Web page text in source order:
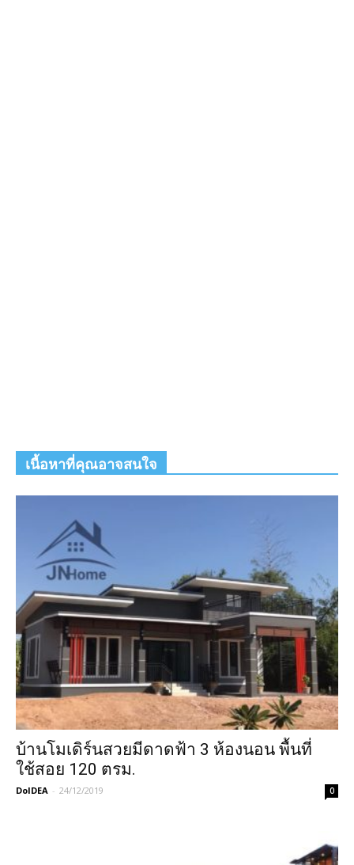
เนื้อหาที่คุณอาจสนใจ
บ้านโมเดิร์นสวยมีดาดฟ้า 3 ห้องนอน พื้นที่
ใช้สอย 120 ตรม.
DoIDEA - 24/12/2019 0